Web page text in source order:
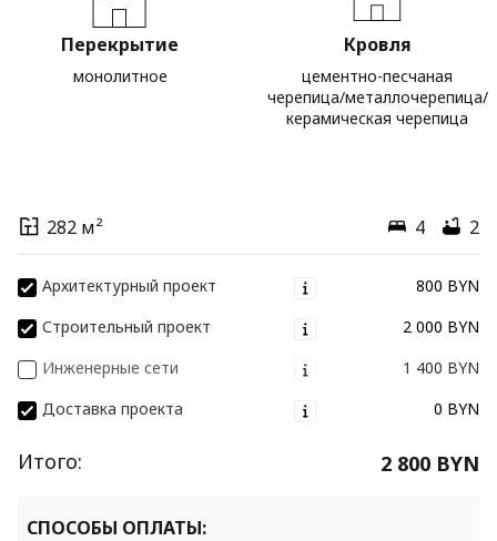
Перекрытие
монолитное
Кровля
цементно-песчаная
черепица/металлочерепица/
керамическая черепица
282 м² 4 2
Архитектурный проект
800 BYN
Строительный проект
2 000 BYN
Инженерные сети
1 400 BYN
Доставка проекта
0 BYN
Итого: 2 800 BYN
СПОСОБЫ ОПЛАТЫ: